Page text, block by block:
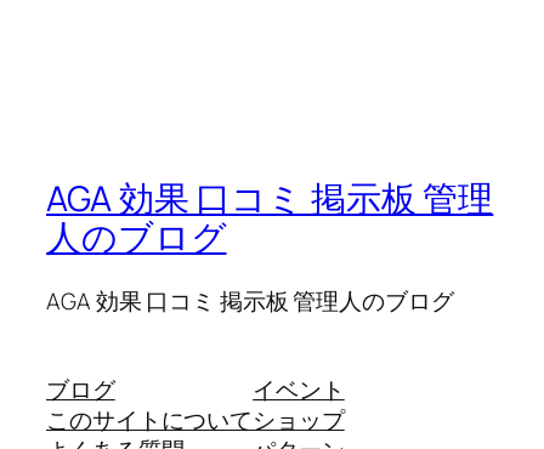
AGA 効果 口コミ 掲示板 管理
人のブログ
AGA 効果 口コミ 掲示板 管理人のブログ
ブログ
このサイトについて
イベント
ショップ